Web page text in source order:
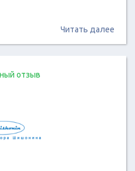
Читать далее
отзыв